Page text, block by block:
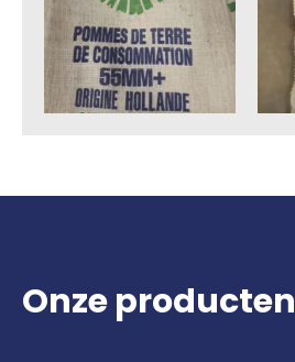
Onze producten